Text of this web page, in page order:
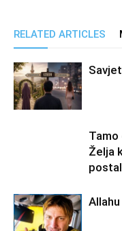
RELATED ARTICLES
Tamo
Želja